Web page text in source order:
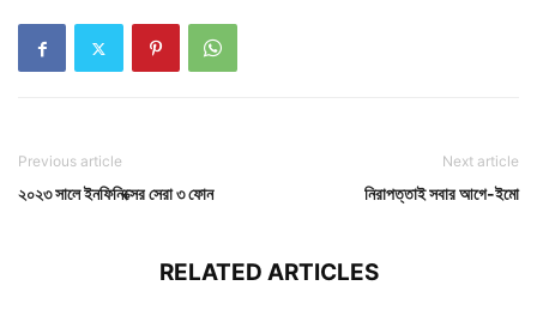
Previous article
২০২৩ সালে ইনফিনিক্সের সেরা ৩ ফোন
Next article
নিরাপত্তাই সবার আগে-ইমো
RELATED ARTICLES